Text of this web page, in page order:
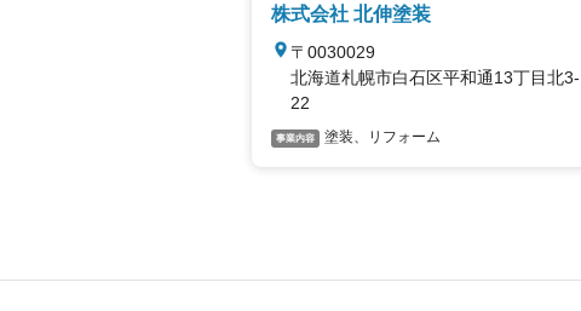
株式会社 北伸塗装
〒0030029
北海道札幌市白石区平和通13丁目北3-
22
事業内容 塗装、リフォーム